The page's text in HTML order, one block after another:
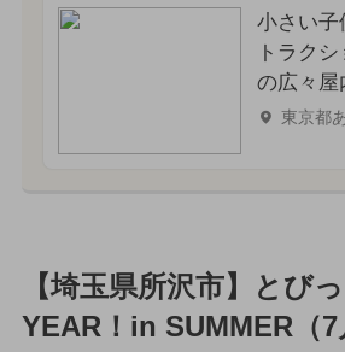
小さい子
トラク
の広々屋
東京都
【埼玉県所沢市】とび
YEAR！in SUMMER（